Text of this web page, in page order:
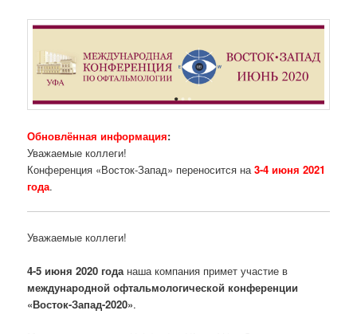
Обновлённая информация:
Уважаемые коллеги!
Конференция «Восток-Запад» переносится на3-4 июня 2021
года.
Уважаемые коллеги!
4-5 июня 2020 годанаша компания примет участие в
международной офтальмологической конференции
«Восток-Запад-2020».